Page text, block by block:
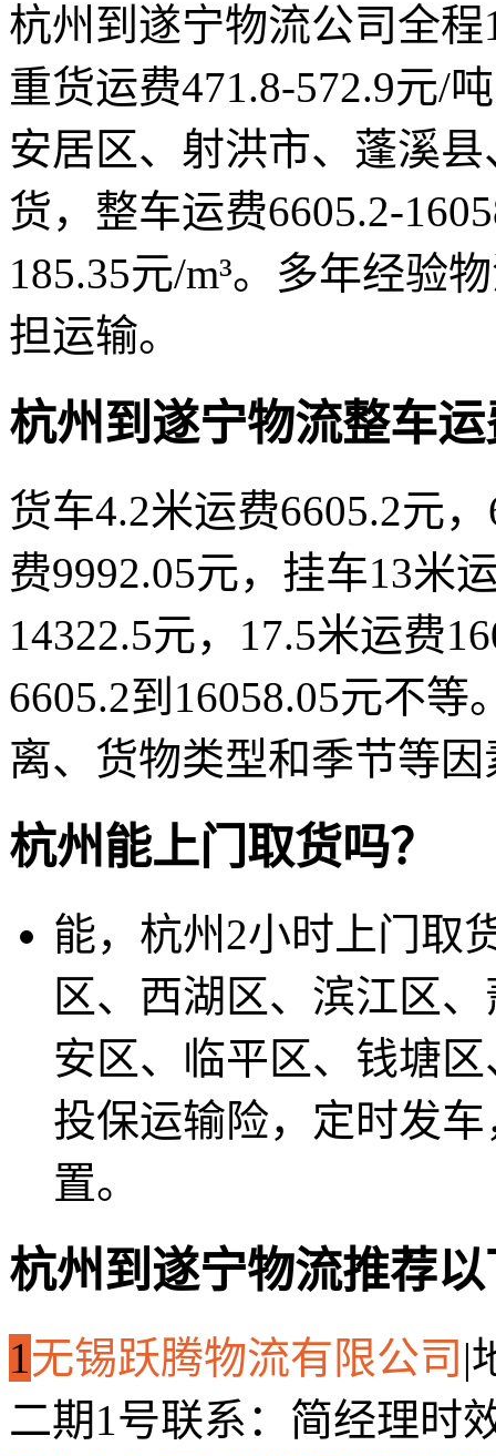
杭州到遂宁物流公司全
重货运费471.8-572.9元/
安居区、射洪市、蓬溪
货，整车运费6605.2-
185.35元/m³。多年经验
担运输。
杭州到遂宁物流整车
货车4.2米运费6605.2元
费9992.05元，挂车13米
14322.5元，17.5米运费
6605.2到16058.05元不
离、货物类型和季节等
杭州能上门取货吗？
能，杭州2小时上门取
区、西湖区、滨江区
安区、临平区、钱塘
投保运输险，定时发
置。
杭州到遂宁物流推荐
1无锡跃腾物流有限公司 |
二期1号联系：简经理时